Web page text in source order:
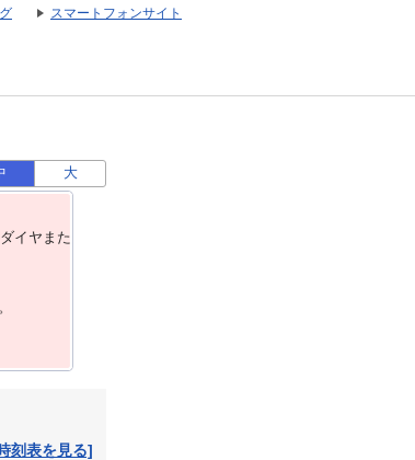
スマートフォンサイト
大
イヤまた
刻表を見る]